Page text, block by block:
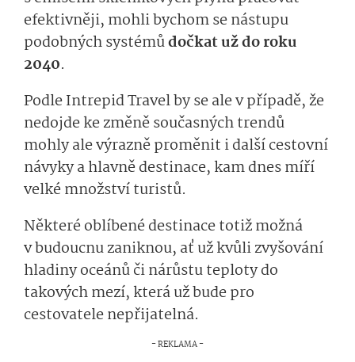
efektivněji, mohli bychom se nástupu
podobných systémůdočkat už do roku
2040.
Podle Intrepid Travel by se ale v případě, že
nedojde ke změně současných trendů
mohly ale výrazně proměnit i další cestovní
návyky a hlavně destinace, kam dnes míří
velké množství turistů.
Některé oblíbené destinace totiž možná
v budoucnu zaniknou, ať už kvůli zvyšování
hladiny oceánů či nárůstu teploty do
takových mezí, která už bude pro
cestovatele nepřijatelná.